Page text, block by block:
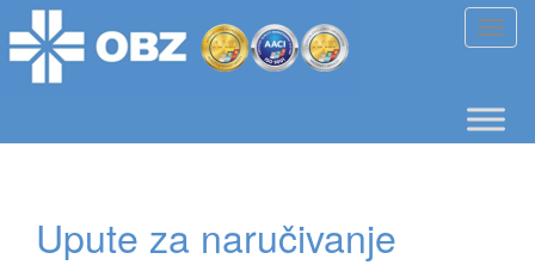
T
g
l
Upute za naručivanje